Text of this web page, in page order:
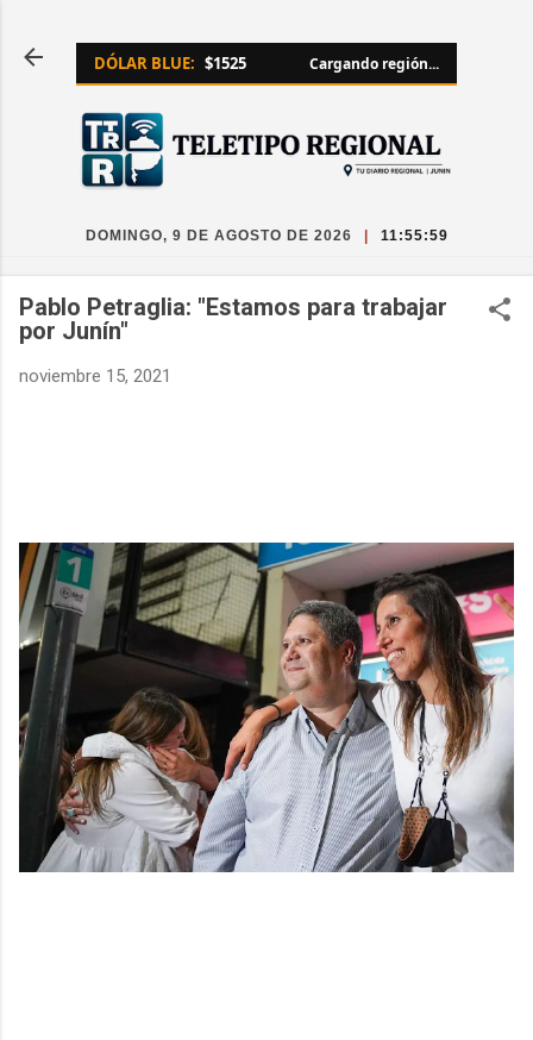
DÓLAR BLUE: $1525 Cargando región...
DOMINGO, 9 DE AGOSTO DE 2026 11:56:00
Pablo Petraglia: "Estamos para trabajar
por Junín"
noviembre 15, 2021